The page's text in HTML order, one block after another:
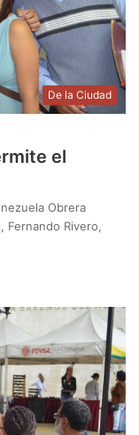
De la Ciudad
el
Obrera
Fernando Rivero,